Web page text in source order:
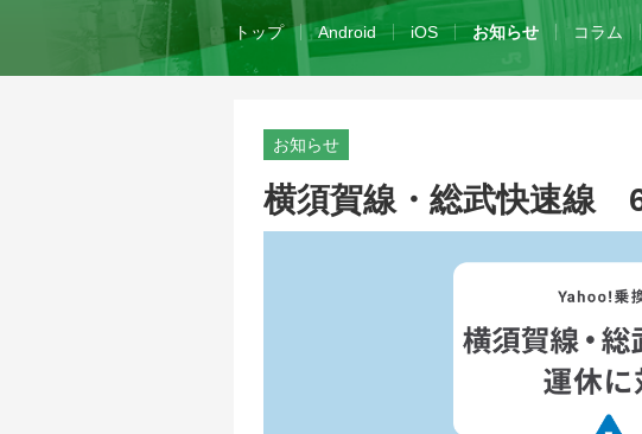
トップ Android iOS お知らせ コラム
お知らせ
横須賀線・総武快速線